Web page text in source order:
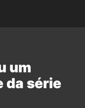
um
da série